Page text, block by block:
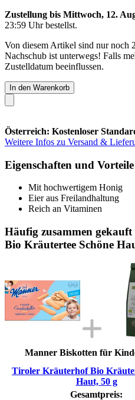
Zustellung bis Mittwoch, 12.
23:59 Uhrbestellst.
Von diesem Artikel sind nur noch
Nachschub ist unterwegs! Falls
Zustelldatum beeinflussen.
In den Warenkorb
Österreich: Kostenloser
Weitere Infos zu Versand &
Eigenschaften und Vorteile
Mit hochwertigem Honig
Eier aus Freilandhaltung
Reich an Vitaminen
Häufig zusammen
Bio Kräutertee Schöne
Manner Biskotten für
Tiroler Kräuterhof Bio
Haut, 50 g
Gesamtpreis: